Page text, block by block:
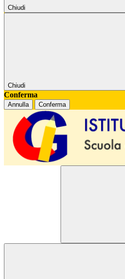
Chiudi
Chiudi
Conferma
Annulla Conferma